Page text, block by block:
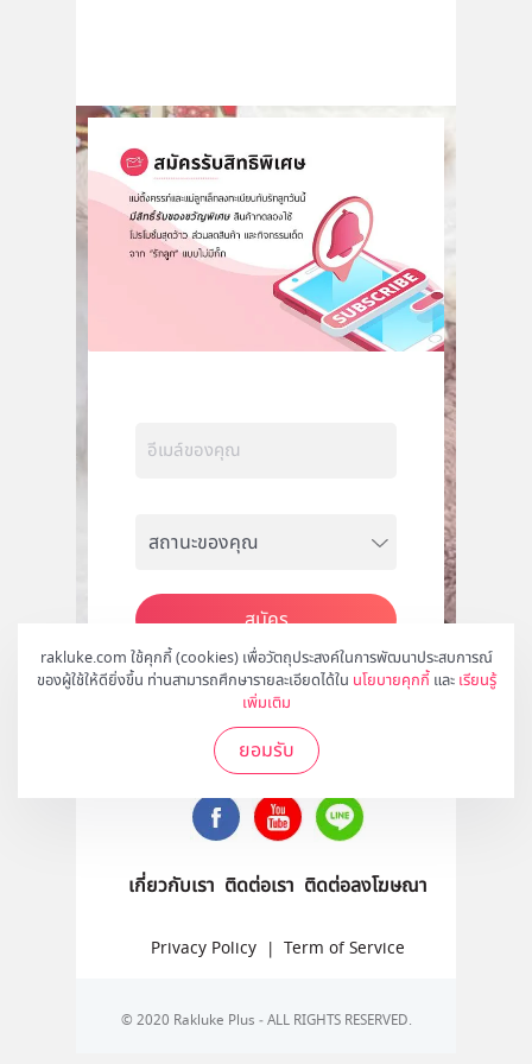
rakluke.com ใช้คุกกี้ (cookies) เพื่อวัตถุประสงค์ในการพัฒนาประสบการณ์
ของผู้ใช้ให้ดียิ่งขึ้น ท่านสามารถศึกษารายละเอียดได้ใน นโยบายคุกกี้ และ เรียนรู้
เพิ่มเติม
ยอมรับ
สมัคร
ติดตามเราได้ที่
เกี่ยวกับเรา ติดต่อเรา ติดต่อลงโฆษณา
Privacy Policy | Term of Service
© 2020 Rakluke Plus - ALL RIGHTS RESERVED.